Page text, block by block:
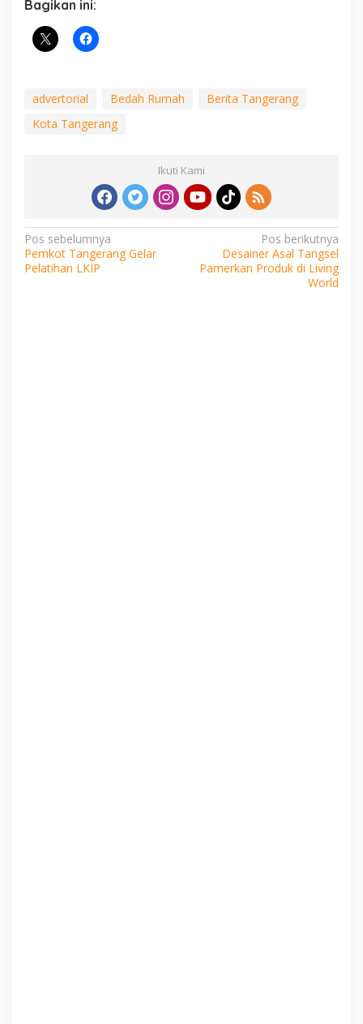
Bagikan ini:
advertorial Bedah Rumah
Berita Tangerang
Kota Tangerang
Ikuti Kami
Navigasi
pos
Pos sebelumnya
Pemkot Tangerang Gelar
Pelatihan LKIP
Pos berikutnya
Desainer Asal Tangsel
Pamerkan Produk di Living
World